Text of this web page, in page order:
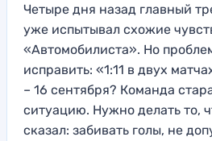
Четыре дня назад главный
уже испытывал схожие
«Автомобилиста». Но
исправить: «1:11 в двух
– 16 сентября? Команда
ситуацию. Нужно делать то,
сказал: забивать голы, не